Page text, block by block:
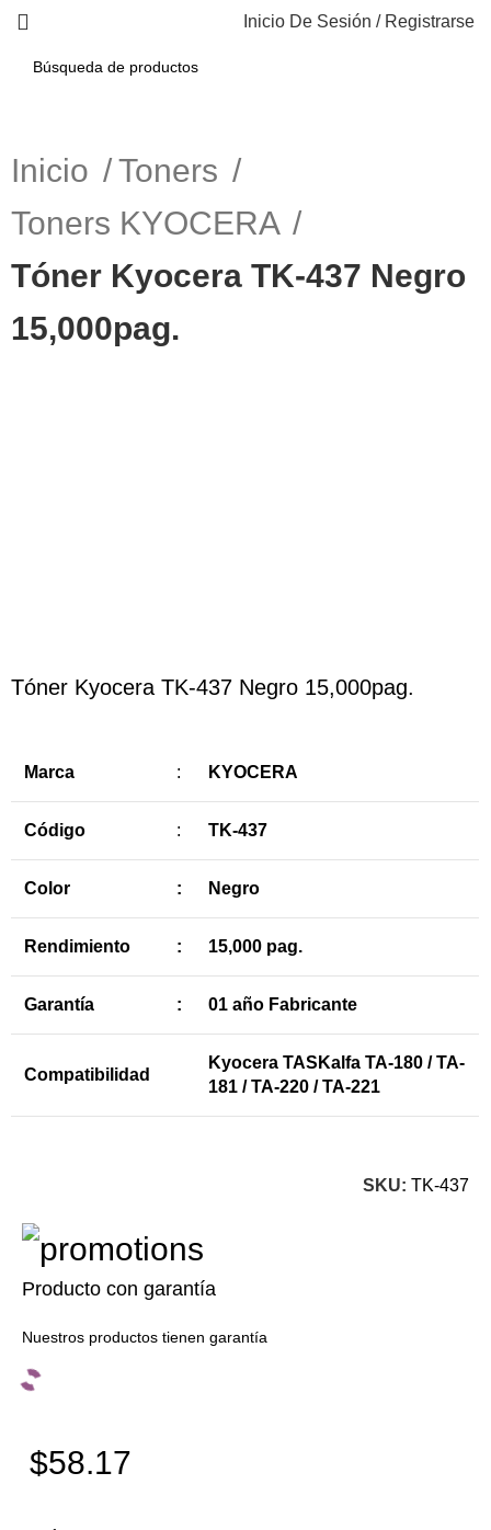
Inicio De Sesión / Registrarse
Inicio
Toners
Toners KYOCERA
Tóner Kyocera TK-437 Negro
15,000pag.
Tóner Kyocera TK-437 Negro 15,000pag.
Marca : KYOCERA
Código : TK-437
Color : Negro
Rendimiento : 15,000 pag.
Garantía : 01 año Fabricante
Compatibilidad
Kyocera TASKalfa TA-180 / TA-
181 / TA-220 / TA-221
SKU: TK-437
Producto con garantía
Nuestros productos tienen garantía
$58.17